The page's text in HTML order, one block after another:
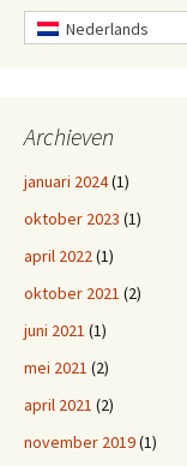
Nederlands
Archieven
januari 2024(1)
oktober 2023 (1)
april 2022 (1)
oktober 2021 (2)
juni 2021 (1)
mei 2021 (2)
april 2021 (2)
november 2019(1)